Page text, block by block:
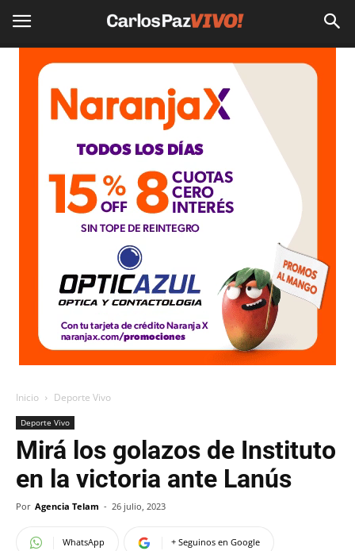
Inicio Deporte Vivo
Deporte Vivo
Mirá los golazos de Instituto
en la victoria ante Lanús
Por Agencia Telam - 26 julio, 2023
WhatsApp + Seguinos en Google